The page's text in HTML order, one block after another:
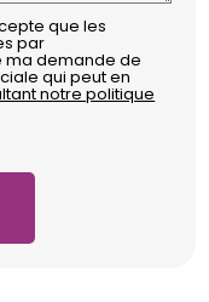
que les
par
ma demande de
qui peut en
notre politique